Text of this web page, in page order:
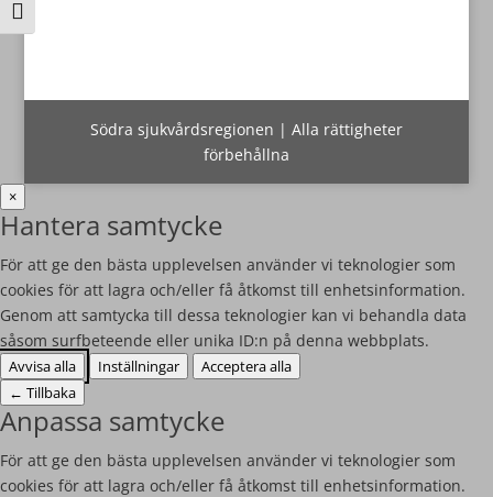
Slå på/av textstorlek
Södra sjukvårdsregionen | Alla rättigheter
förbehållna
×
Hantera samtycke
För att ge den bästa upplevelsen använder vi teknologier som
cookies för att lagra och/eller få åtkomst till enhetsinformation.
Genom att samtycka till dessa teknologier kan vi behandla data
såsom surfbeteende eller unika ID:n på denna webbplats.
Avvisa alla Inställningar
Acceptera alla
← Tillbaka
Anpassa samtycke
För att ge den bästa upplevelsen använder vi teknologier som
cookies för att lagra och/eller få åtkomst till enhetsinformation.